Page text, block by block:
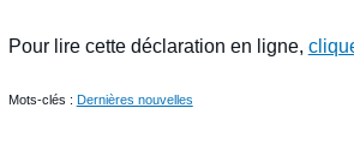
Pour lire cette déclaration en ligne,
Mots-clés : Dernières nouvelles